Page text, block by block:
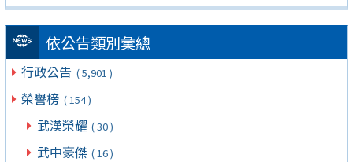
依公告類別彙總
行政公告 ( 5,901 )
榮譽榜 ( 154 )
武漢榮耀 ( 30 )
武中豪傑 ( 16 )